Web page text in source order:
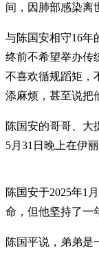
间，因肺部感染离
与陈国安相守16年
终前不希望举办传
不喜欢循规蹈矩，
添麻烦，甚至说把
陈国安的哥哥、大
5月31日晚上在伊
陈国安于2025年1
命，但他坚持了一
陈国平说，弟弟是